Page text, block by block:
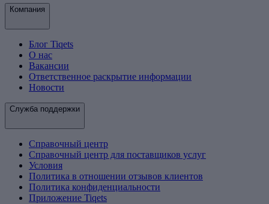
Компания
Блог Tiqets
О нас
Вакансии
Ответственное раскрытие информации
Новости
Служба поддержки
Справочный центр
Справочный центр для поставщиков услуг
Условия
Политика в отношении отзывов клиентов
Политика конфиденциальности
Приложение Tiqets